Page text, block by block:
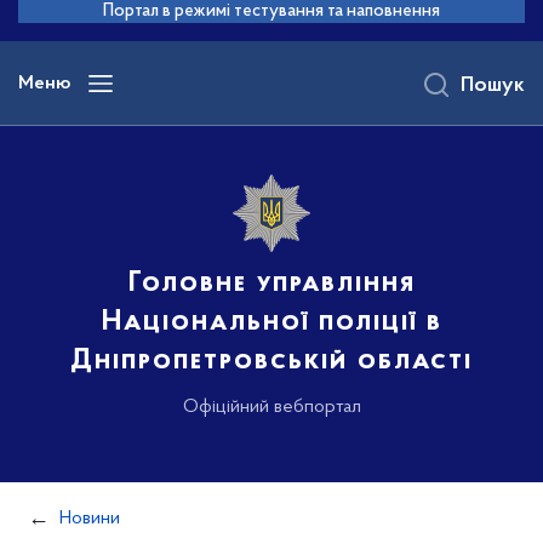
основного
вмісту
Портал в режимі тестування та наповнення
Меню
Головне управління
Національної поліції в
Дніпропетровській області
Офіційний вебпортал
Пошук
Новини